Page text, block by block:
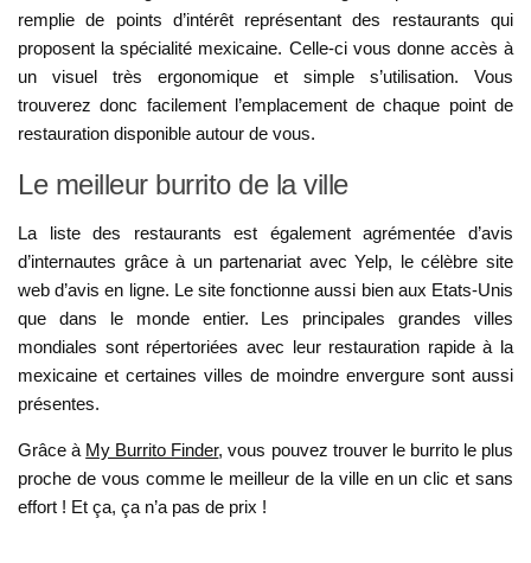
remplie de points d’intérêt représentant des restaurants qui
proposent la spécialité mexicaine. Celle-ci vous donne accès à
un visuel très ergonomique et simple s’utilisation. Vous
trouverez donc facilement l’emplacement de chaque point de
restauration disponible autour de vous.
Le meilleur burrito de la ville
La liste des restaurants est également agrémentée d’avis
d’internautes grâce à un partenariat avec Yelp, le célèbre site
web d’avis en ligne. Le site fonctionne aussi bien aux Etats-Unis
que dans le monde entier. Les principales grandes villes
mondiales sont répertoriées avec leur restauration rapide à la
mexicaine et certaines villes de moindre envergure sont aussi
présentes.
Grâce à My Burrito Finder, vous pouvez trouver le burrito le plus
proche de vous comme le meilleur de la ville en un clic et sans
effort ! Et ça, ça n’a pas de prix !